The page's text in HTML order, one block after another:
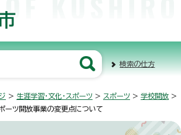
検索の仕方
> 生涯学習・文化・スポーツ > スポーツ > 学校開放 >
ーツ開放事業の変更点について